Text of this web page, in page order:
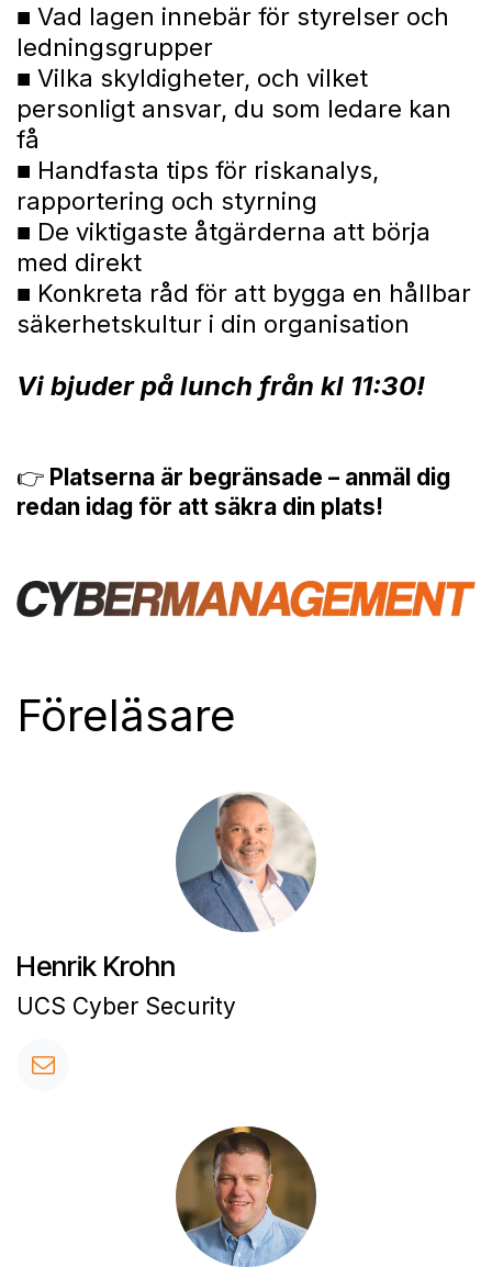
■ Vad lagen innebär för styrelser och
ledningsgrupper
■ Vilka skyldigheter, och vilket
personligt ansvar, du som ledare kan
få
■ Handfasta tips för riskanalys,
rapportering och styrning
■ De viktigaste åtgärderna att börja
med direkt
■ Konkreta råd för att bygga en hållbar
säkerhetskultur i din organisation
Vi bjuder på lunch från kl 11:30!
👉 Platserna är begränsade – anmäl dig
redan idag för att säkra din plats!
Föreläsare
Henrik Krohn
UCS Cyber Security